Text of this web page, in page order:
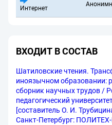
Интернет
ВХОДИТ В СОСТАВ
Шатиловские чтения.
иноязычном образовании:
сборник научных трудов /
педагогический
[составитель О. И.
Санкт-Петербург: